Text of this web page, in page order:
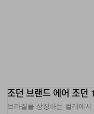
조던 브랜드 에어 조던
브라질을 상징하는 컬러에